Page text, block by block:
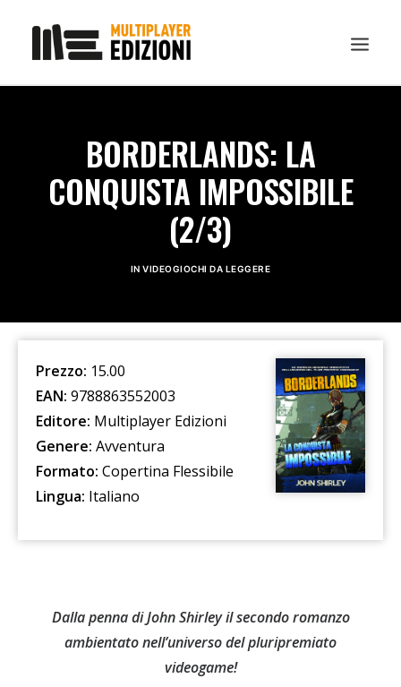
GUIDE STRATEGICHE
DOWNLOAD
RICERCA
BORDERLANDS: LA
CONQUISTA IMPOSSIBILE
(2/3)
INVIDEOGIOCHI DA LEGGERE
Prezzo: 15.00
EAN: 9788863552003
Editore: Multiplayer Edizioni
Genere: Avventura
Formato: Copertina Flessibile
Lingua: Italiano
Dalla penna di John Shirley il secondo romanzo
ambientato nell’universo del pluripremiato
videogame!